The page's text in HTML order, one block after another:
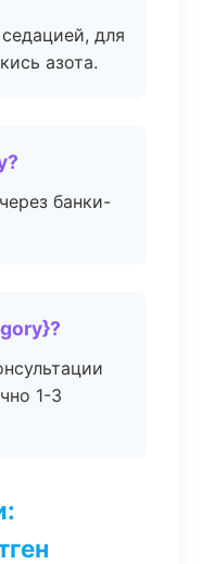
для
азота.
банки-
1-3